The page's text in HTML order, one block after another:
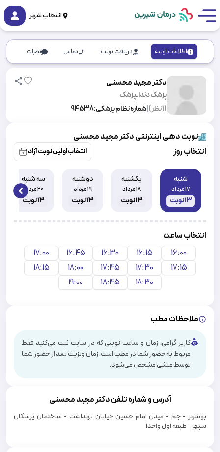
انتخاب شهر
اطلاعات اولیه دریافت نوبت تماس نظرات
دکتر مجید محسنی
پزشک دندانپزشک
(
1نظر) شماره نظام پزشکی:94538
نوبت دهی اینترنتی دکتر مجید محسنی
انتخاب روز
انتخاب اولین نوبت آزاد
شنبه
17 مرداد
13نوبت
یکشنبه
18 مرداد
13نوبت
دوشنبه
19 مرداد
13نوبت
سه شنبه
20 مرداد
13نوبت
انتخاب ساعت
16:00
16:15
16:30
16:45
17:00
17:15
17:30
17:45
18:00
18:15
18:30
18:45
19:00
ملاحظات مطب
کاربر گرامی، زمان و ساعت نوبتی که در سایت ثبت می‌کنید فقط
مربوط به حضور شما در مطب است. زمان ویزیت بعد از حضور شما
توسط منشی مشخص می‌شود.
آدرس و شماره تلفن دکترمجید محسنی
بوشهر - جم - میدن امام حسین خیابان بهداشت - ساختمان پزشکان
سپهر - طبقه اول واحد1